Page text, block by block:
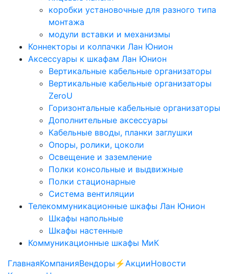
коробки установочные для разного типа
монтажа
модули вставки и механизмы
Коннекторы и колпачки Лан Юнион
Аксессуары к шкафам Лан Юнион
Вертикальные кабельные организаторы
Вертикальные кабельные организаторы
ZeroU
Горизонтальные кабельные организаторы
Дополнительные аксессуары
Кабельные вводы, планки заглушки
Опоры, ролики, цоколи
Освещение и заземление
Полки консольные и выдвижные
Полки стационарные
Система вентиляции
Телекоммуникационные шкафы Лан Юнион
Шкафы напольные
Шкафы настенные
Коммуникационные шкафы МиК
ГлавнаяКомпанияВендоры ⚡️АкцииНовости